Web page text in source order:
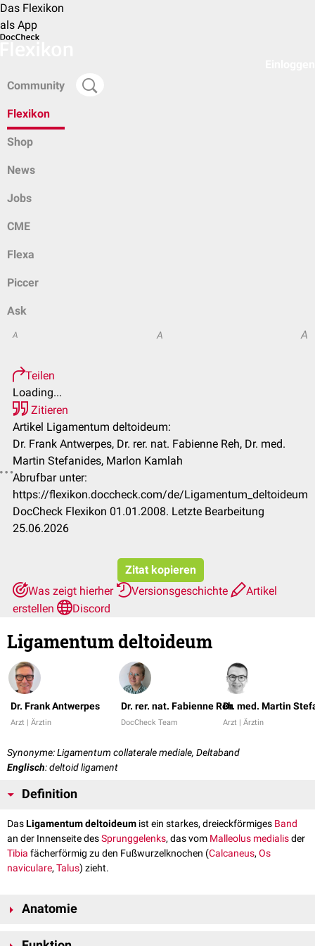
Das Flexikon
als App
Community
Flexikon
Shop
News
Jobs
CME
Flexa
Piccer
Ask
A A A
Teilen
Loading...
Zitieren
Artikel Ligamentum deltoideum:
Dr. Frank Antwerpes, Dr. rer. nat. Fabienne Reh, Dr. med.
Martin Stefanides, Marlon Kamlah
Abrufbar unter:
https://flexikon.doccheck.com/de/Ligamentum_deltoideum
DocCheck Flexikon 01.01.2008. Letzte Bearbeitung
25.06.2026
Zitat kopieren
Was zeigt hierher
Versionsgeschichte
Artikel
erstellen
Discord
Ligamentum deltoideum
Dr. Frank Antwerpes
Arzt | Ärztin
Dr. rer. nat. Fabienne Reh
DocCheck Team
Dr. med. Martin
Arzt | Ärztin
Synonyme: Ligamentum collaterale mediale, Deltaband
Englisch: deltoid ligament
Definition
DasLigamentum deltoideum ist ein starkes, dreieckförmiges Band
an der Innenseite desSprunggelenks, das vom Malleolus medialisder
Tibia fächerförmig zu den Fußwurzelknochen (Calcaneus, Os
naviculare, Talus) zieht.
Anatomie